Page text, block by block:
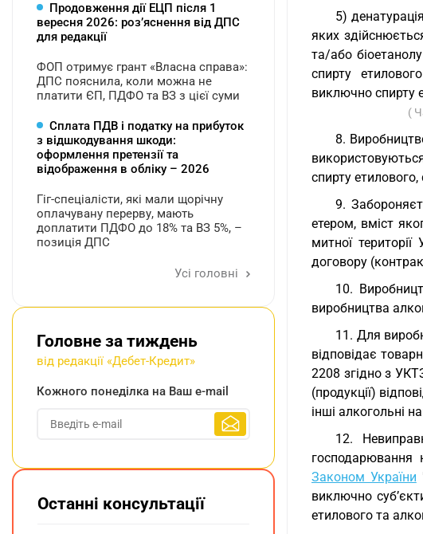
5)
яких
та/або
спирту
виключно спирту
(
8.
спирту
9.
етером, вміст
митної
договору
10.
виробництва
11. Для
відповідає
2208 згідно з
(продукції)
інші алкогольні
12.
господарювання
Законом України
виключно
етилового та
Продовження дії ЕЦП після 1
вересня 2026: розʼяснення від ДПС
для редакції
ФОП отримує грант «Власна справа»:
ДПС пояснила, коли можна не
платити ЄП, ПДФО та ВЗ з цієї суми
Сплата ПДВ і податку на прибуток
з відшкодування шкоди:
оформлення претензії та
відображення в обліку – 2026
Гіг-спеціалісти, які мали щорічну
оплачувану перерву, мають
доплатити ПДФО до 18% та ВЗ 5%, –
позиція ДПС
Усі головні
Головне за тиждень
від редакції «Дебет-Кредит»
Кожного понеділка на Ваш e-mail
Останні консультації